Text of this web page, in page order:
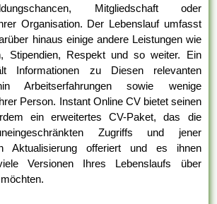
Mitgliedschaft oder
Organisation. Der Lebenslauf umfasst
hinaus einige andere Leistungen wie
Stipendien, Respekt und so weiter. Ein
Informationen zu Diesen relevanten
Arbeitserfahrungen sowie wenige
Person. Instant Online CV bietet seinen
ein erweitertes CV-Paket, das die
Zugriffs und jener
Aktualisierung offeriert und es ihnen
Versionen Ihres Lebenslaufs über